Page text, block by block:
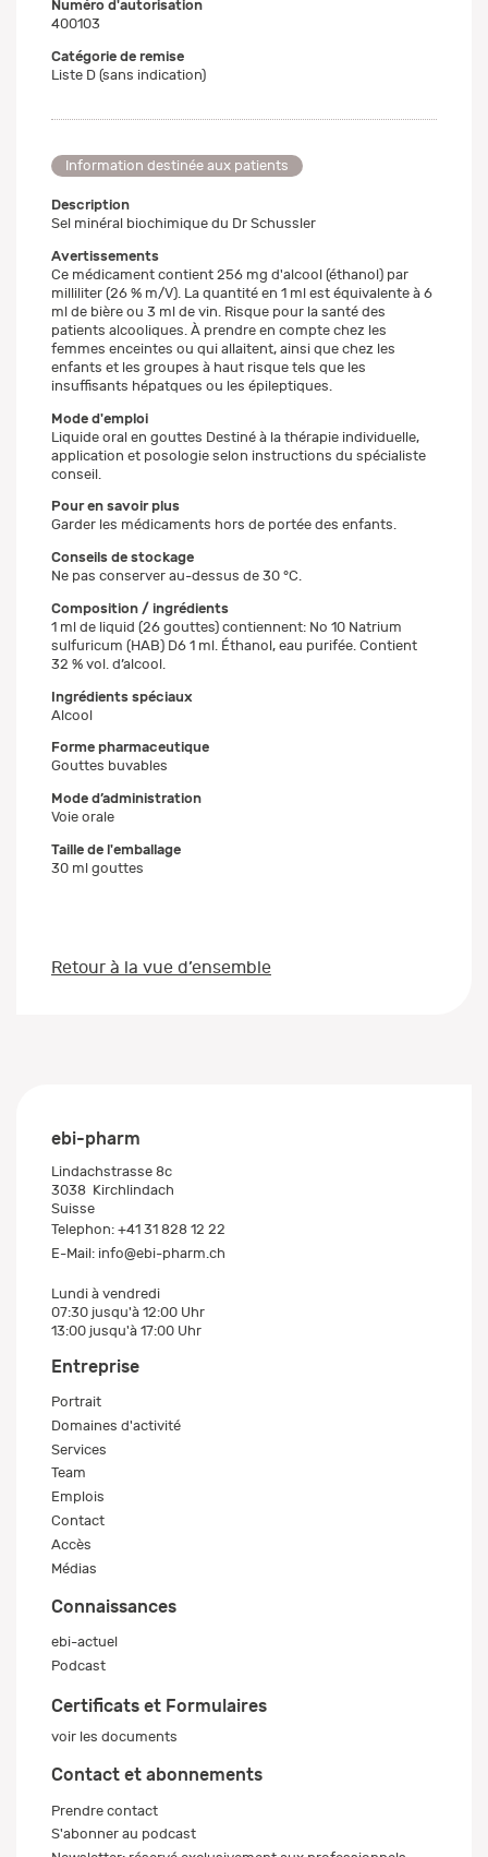
Numéro d'autorisation
400103
Catégorie de remise
Liste D (sans indication)
Information destinée aux patients
Description
Sel minéral biochimique du Dr Schussler
Avertissements
Ce médicament contient 256 mg d'alcool (éthanol) par
milliliter (26 % m/V). La quantité en 1 ml est équivalente à 6
ml de bière ou 3 ml de vin. Risque pour la santé des
patients alcooliques. À prendre en compte chez les
femmes enceintes ou qui allaitent, ainsi que chez les
enfants et les groupes à haut risque tels que les
insuffisants hépatques ou les épileptiques.
Mode d'emploi
Liquide oral en gouttes Destiné à la thérapie individuelle,
application et posologie selon instructions du spécialiste
conseil.
Pour en savoir plus
Garder les médicaments hors de portée des enfants.
Conseils de stockage
Ne pas conserver au-dessus de 30 °C.
Composition / ingrédients
1 ml de liquid (26 gouttes) contiennent: No 10 Natrium
sulfuricum (HAB) D6 1 ml. Éthanol, eau purifée. Contient
32 % vol. d’alcool.
Ingrédients spéciaux
Alcool
Forme pharmaceutique
Gouttes buvables
Mode d’administration
Voie orale
Taille de l'emballage
30 ml gouttes
Retour à la vue d’ensemble
ebi-pharm
Lindachstrasse 8c
3038 Kirchlindach
Suisse
Telephon: +41 31 828 12 22
E-Mail: info@ebi-pharm.ch
Lundi à vendredi
07:30 jusqu'à 12:00 Uhr
13:00 jusqu'à 17:00 Uhr
Entreprise
Portrait
Domaines d'activité
Services
Team
Emplois
Contact
Accès
Médias
Connaissances
ebi-actuel
Podcast
Certificats et Formulaires
voir les documents
Contact et abonnements
Prendre contact
S'abonner au podcast